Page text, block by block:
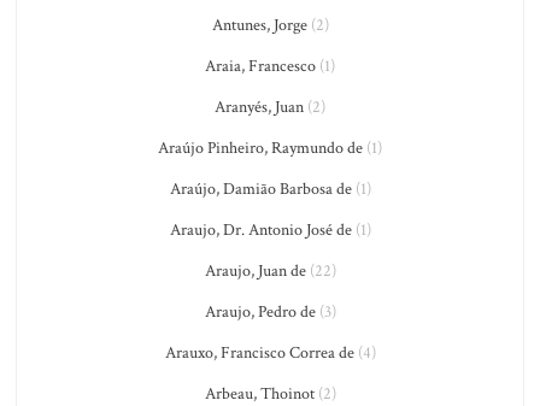
Antunes, Jorge(2)
Araia, Francesco (1)
Aranyés, Juan (2)
Araújo Pinheiro, Raymundo de (1)
Araújo, Damião Barbosa de(1)
Araujo, Dr. Antonio José de(1)
Araujo, Juan de(22)
Araujo, Pedro de(3)
Arauxo, Francisco Correa de(4)
Arbeau, Thoinot(2)